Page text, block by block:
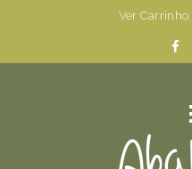
Ver Carrinho